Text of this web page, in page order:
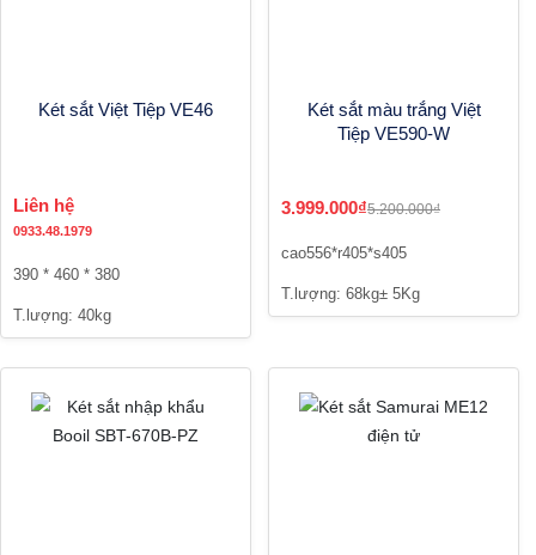
Két sắt Việt Tiệp VE46
Liên hệ
0933.48.1979
390 * 460 * 380
T.lượng: 40kg
Két sắt màu trắng Việt
Tiệp VE590-W
3.999.000₫5.200.000₫
cao556*r405*s405
T.lượng: 68kg± 5Kg